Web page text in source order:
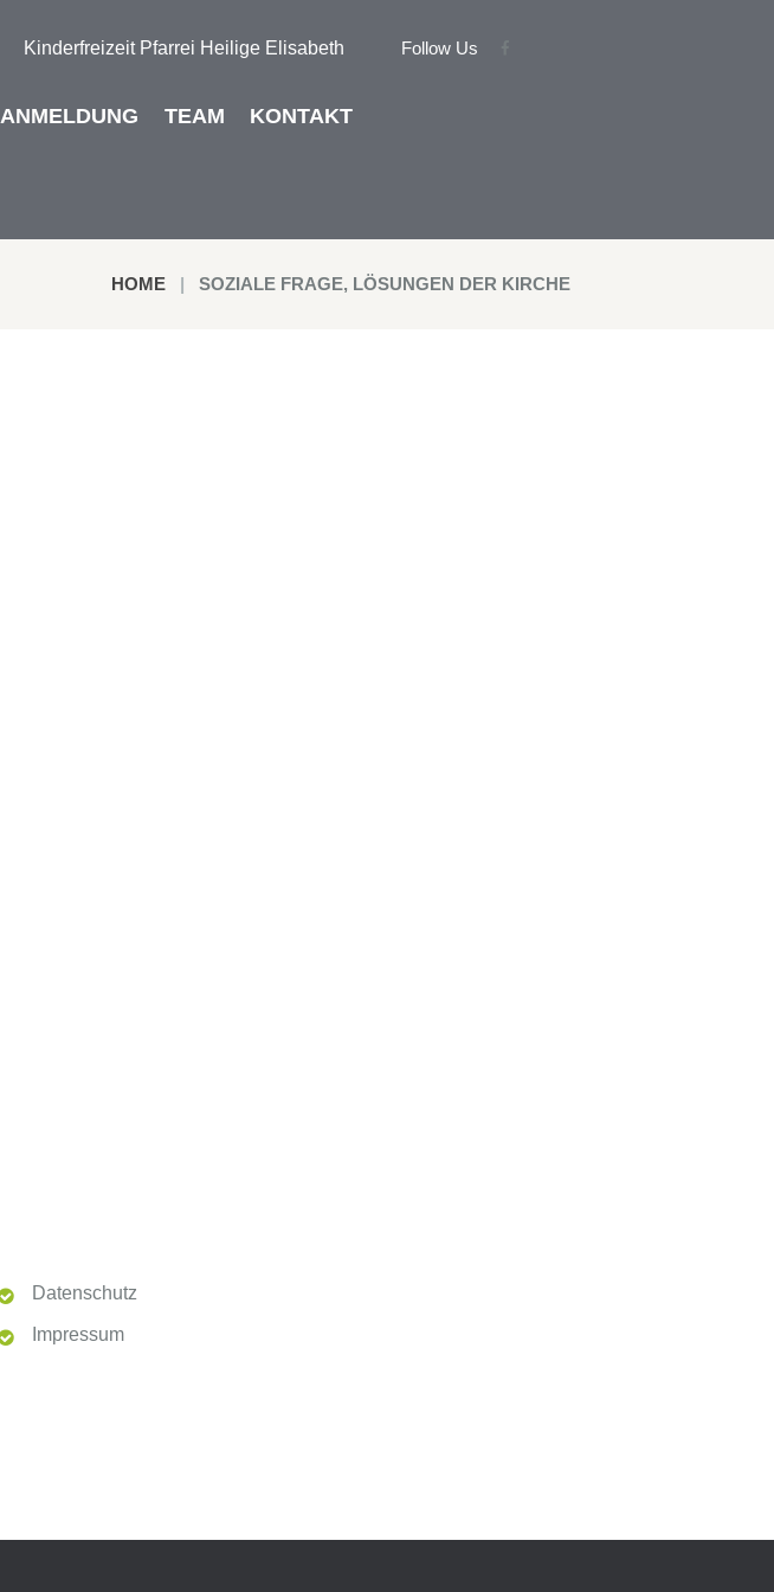
Follow Us
Kinderfreizeit Pfarrei Heilige Elisabeth
ANMELDUNG TEAM KONTAKT
HOME SOZIALE FRAGE, LÖSUNGEN DER KIRCHE
Datenschutz
Impressum